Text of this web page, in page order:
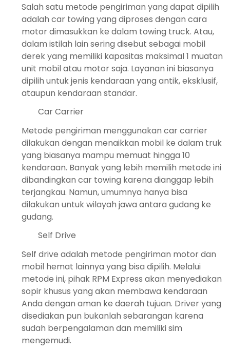
Salah satu metode pengiriman yang dapat dipilih
adalah car towing yang diproses dengan cara
motor dimasukkan ke dalam towing truck. Atau,
dalam istilah lain sering disebut sebagai mobil
derek yang memiliki kapasitas maksimal 1 muatan
unit mobil atau motor saja. Layanan ini biasanya
dipilih untuk jenis kendaraan yang antik, eksklusif,
ataupun kendaraan standar.
Car Carrier
Metode pengiriman menggunakan car carrier
dilakukan dengan menaikkan mobil ke dalam truk
yang biasanya mampu memuat hingga 10
kendaraan. Banyak yang lebih memilih metode ini
dibandingkan car towing karena dianggap lebih
terjangkau. Namun, umumnya hanya bisa
dilakukan untuk wilayah jawa antara gudang ke
gudang.
Self Drive
Self drive adalah metode pengiriman motor dan
mobil hemat lainnya yang bisa dipilih. Melalui
metode ini, pihak RPM Express akan menyediakan
sopir khusus yang akan membawa kendaraan
Anda dengan aman ke daerah tujuan. Driver yang
disediakan pun bukanlah sebarangan karena
sudah berpengalaman dan memiliki sim
mengemudi.